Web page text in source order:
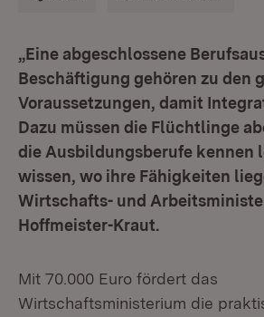
„Eine abgeschlossene
Beschäftigung gehören zu den
Voraussetzungen, damit
Dazu müssen die Flüchtlinge
die Ausbildungsberufe kennen
wissen, wo ihre Fähigkeiten
Wirtschafts- und
Hoffmeister-Kraut.
Mit 70.000 Euro fördert das
Wirtschaftsministerium die